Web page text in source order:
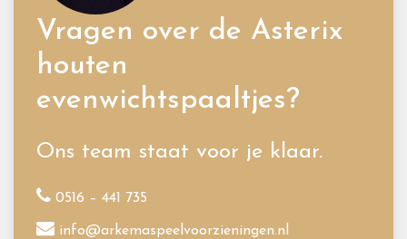
Vragen over de Asterix
houten
evenwichtspaaltjes?
Ons team staat voor je klaar.
0516 – 441 735
info@arkemaspeelvoorzieningen.nl